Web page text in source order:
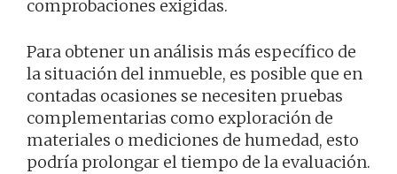
comprobaciones exigidas.
Para obtener un análisis más específico de
la situación del inmueble, es posible que en
contadas ocasiones se necesiten pruebas
complementarias como exploración de
materiales o mediciones de humedad, esto
podría prolongar el tiempo de la evaluación.